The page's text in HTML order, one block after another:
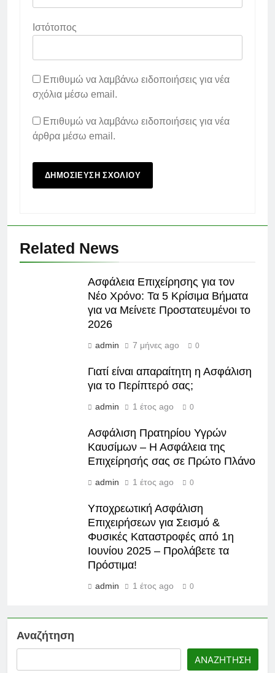
Ιστότοπος
Επιθυμώ να λαμβάνω ειδοποιήσεις για νέα
σχόλια μέσω email.
Επιθυμώ να λαμβάνω ειδοποιήσεις για νέα
άρθρα μέσω email.
Related News
Ασφάλεια Επιχείρησης για τον
Νέο Χρόνο: Τα 5 Κρίσιμα Βήματα
για να Μείνετε Προστατευμένοι το
2026
admin 7 μήνες ago 0
Γιατί είναι απαραίτητη η Ασφάλιση
για το Περίπτερό σας;
admin 1 έτος ago 0
Ασφάλιση Πρατηρίου Υγρών
Καυσίμων – Η Ασφάλεια της
Επιχείρησής σας σε Πρώτο Πλάνο
admin 1 έτος ago 0
Υποχρεωτική Ασφάλιση
Επιχειρήσεων για Σεισμό &
Φυσικές Καταστροφές από 1η
Ιουνίου 2025 – Προλάβετε τα
Πρόστιμα!
admin 1 έτος ago 0
Αναζήτηση
ΑΝΑΖΉΤΗΣΗ